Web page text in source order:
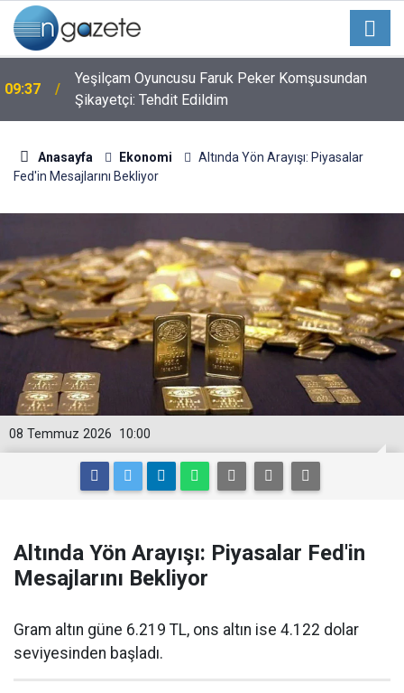
09:37
Yeşilçam Oyuncusu Faruk Peker Komşusundan
Şikayetçi: Tehdit Edildim
Anasayfa Ekonomi
Altında Yön Arayışı: Piyasalar
Fed'in Mesajlarını Bekliyor
10:00
08 Temmuz 2026
Altında Yön Arayışı: Piyasalar Fed'in
Mesajlarını Bekliyor
Gram altın güne 6.219 TL, ons altın ise 4.122 dolar
seviyesinden başladı.